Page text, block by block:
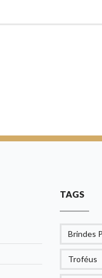
TAGS
Brindes
Troféus